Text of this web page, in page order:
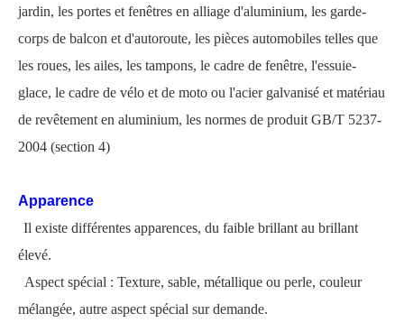
jardin, les portes et fenêtres en alliage d'aluminium, les garde-
corps de balcon et d'autoroute, les pièces automobiles telles que
les roues, les ailes, les tampons, le cadre de fenêtre, l'essuie-
glace, le cadre de vélo et de moto ou l'acier galvanisé et matériau
de revêtement en aluminium, les normes de produit GB/T 5237-
2004 (section 4)
Apparence
Il existe différentes apparences, du faible brillant au brillant
élevé.
Aspect spécial : Texture, sable, métallique ou perle, couleur
mélangée, autre aspect spécial sur demande.